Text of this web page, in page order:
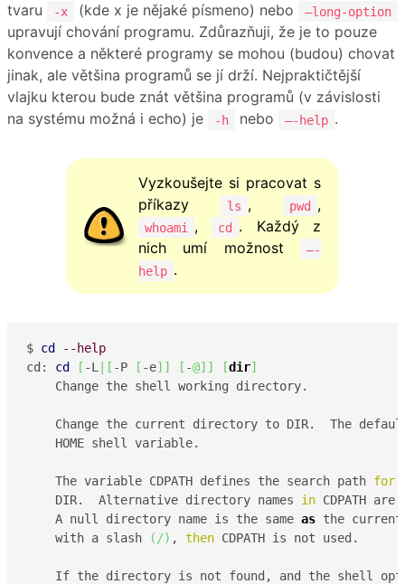
tvaru
-x (kde x je nějaké písmeno) nebo –long-option
upravují chování programu. Zdůrazňuji, že je to pouze
konvence a některé programy se mohou (budou) chovat
jinak, ale většina programů se jí drží. Nejpraktičtější
vlajku kterou bude znát většina programů (v závislosti
na systému možná i echo) je
-h nebo —-help .
Vyzkoušejte si pracovat s
příkazy
ls , pwd ,
whoami , cd . Každý z
nich umí možnost
—-
help .
$ cd
--help
cd: cd [ -L [ -P [ -e] ] [ -@] ] [dir]
    Change the shell working directory.
Change the current directory to DIR.  The
    HOME shell variable.
    The variable CDPATH defines the search path
for
    DIR.  Alternative directory names
in CDPATH
    A null directory name is the same
as the
    with a slash
( /) , then CDPATH is not used.
If the directory is not found, and the shell